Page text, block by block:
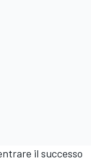
il successo